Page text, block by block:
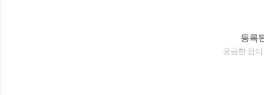
등록
궁금한 점